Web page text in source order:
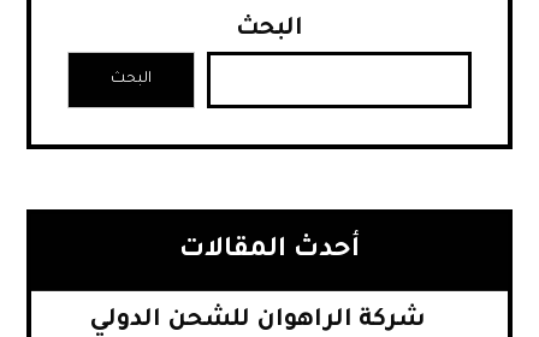
البحث
البحث
أحدث المقالات
شركة الراهوان للشحن الدولي